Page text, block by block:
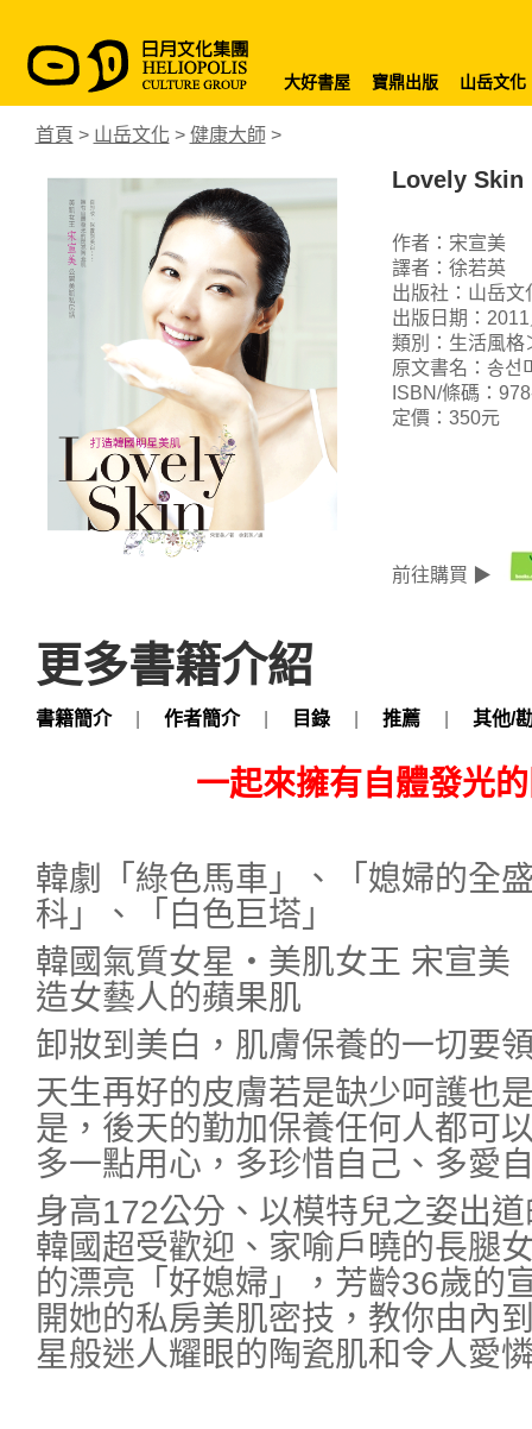
大好書屋 寶鼎出版 山岳文化
首頁 > 山岳文化 > 健康大師 >
Lovely Skin
作者：宋宣美
譯者：徐若英
出版社：山岳文
出版日期：
類別：生活風格
原文書名：송선
ISBN/條碼：
定價：350元
前往購買 ▶
更多書籍介紹
書籍簡介 作者簡介 目錄 推薦 其他/
一起來擁有自體發光
韓劇「綠色馬車」、「媳婦的全
科」、「白色巨塔」
韓國氣質女星‧美肌女王 宋宣美
造女藝人的蘋果肌
卸妝到美白，肌膚保養的一切要
天生再好的皮膚若是缺少呵護也
是，後天的勤加保養任何人都可
多一點用心，多珍惜自己、多愛
身高172公分、以模特兒之姿出
韓國超受歡迎、家喻戶曉的長腿
的漂亮「好媳婦」，芳齡36歲的
開她的私房美肌密技，教你由內
星般迷人耀眼的陶瓷肌和令人愛